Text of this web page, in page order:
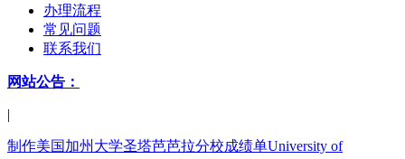
办理流程
常见问题
联系我们
网站公告：
|
制作美国加州大学圣塔芭芭拉分校成绩单University of